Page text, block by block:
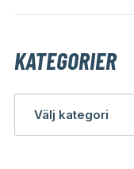
KATEGORIER